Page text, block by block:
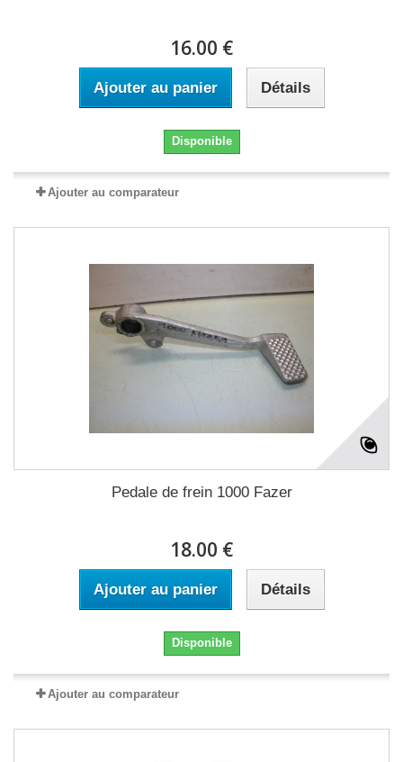
16.00 €
Ajouter au panier Détails
Disponible
Ajouter au comparateur
Pedale de frein 1000 Fazer
18.00 €
Ajouter au panier Détails
Disponible
Ajouter au comparateur